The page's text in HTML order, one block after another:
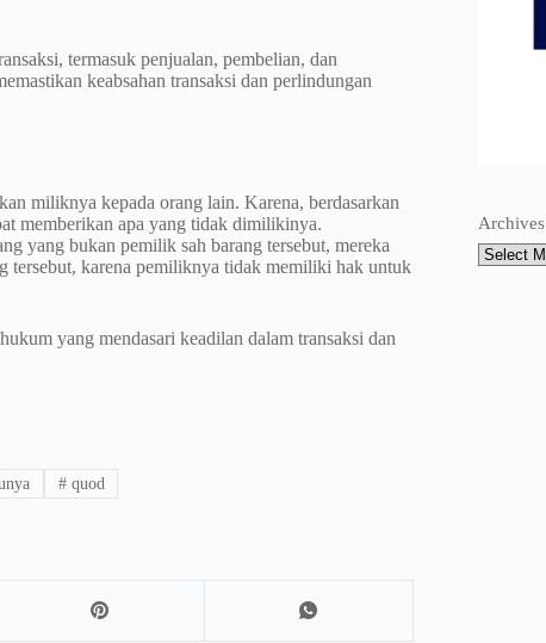
termasuk penjualan, pembelian, dan
keabsahan transaksi dan perlindungan
miliknya kepada orang lain. Karena, berdasarkan
memberikan apa yang tidak dimilikinya.
yang bukan pemilik sah barang tersebut, mereka
tersebut, karena pemiliknya tidak memiliki hak untuk
yang mendasari keadilan dalam transaksi dan
#quod
Archives